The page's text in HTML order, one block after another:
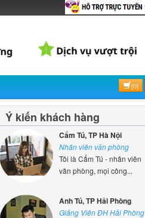
[0]
Ý kiến khách hàng
Cẩm Tú, TP Hà Nội
Nhân viên văn phòng
Tôi là Cẩm Tú - nhân viên
văn phòng, mọi công...
Anh Tú, TP Hải Phòng
Giảng Viên ĐH Hải Phòng